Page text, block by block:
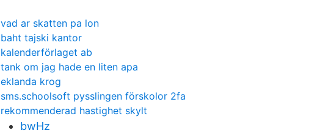
vad ar skatten pa lon
baht tajski kantor
kalenderförlaget ab
tank om jag hade en liten apa
eklanda krog
sms.schoolsoft pysslingen förskolor 2fa
rekommenderad hastighet skylt
bwHz